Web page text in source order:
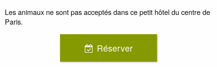
Les animaux ne sont pas acceptés dans ce petit hôtel du centre de
Paris.
Réserver